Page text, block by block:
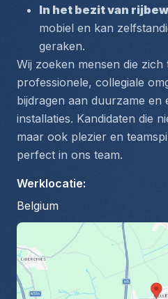
In het bezit van
mobiel en kan
geraken.
Wij zoeken mensen die
professionele, collegiale
bijdragen aan duurzame en
installaties. Kandidaten die
maar ook plezier en
perfect in ons team.
Werklocatie:
Belgium